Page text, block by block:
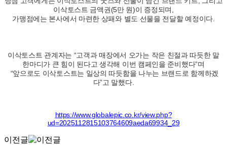
이삭토스트 금액권(5만 원)이 증정되며,
가맹점에는 본사에서 마련한 상패와 별도 선물을 전달할 예정이다.
이삭토스트 관계자는 “고객과 매장에서 오가는 작은 친절과 따듯한 말
한마디가 큰 힘이 된다고 생각해 이번 캠페인을 준비했다”며
“앞으로도 이삭토스트는 일상의 따듯함을 나누는 브랜드로 함께하겠
다”고 말했다.
https://www.globalepic.co.kr/view.php?
ud=2025112815103764609aeda69934_29
이전글